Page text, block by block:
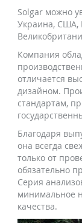
Solgar можно
Украина, США,
Компания
отличается
дизайном.
стандартам,
Благодаря
она всегда
только от
обязательно
Серия
минимальное
качества.